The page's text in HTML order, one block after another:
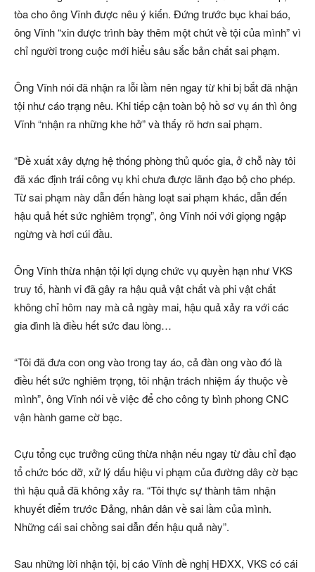
tòa cho ông Vĩnh được nêu ý kiến. Đứng trước bục khai báo,
ông Vĩnh “xin được trình bày thêm một chút về tội của mình” vì
chỉ người trong cuộc mới hiểu sâu sắc bản chất sai phạm.
Ông Vĩnh nói đã nhận ra lỗi lầm nên ngay từ khi bị bắt đã nhận
tội như cáo trạng nêu. Khi tiếp cận toàn bộ hồ sơ vụ án thì ông
Vĩnh “nhận ra những khe hở” và thấy rõ hơn sai phạm.
“Đề xuất xây dựng hệ thống phòng thủ quốc gia, ở chỗ này tôi
đã xác định trái công vụ khi chưa được lãnh đạo bộ cho phép.
Từ sai phạm này dẫn đến hàng loạt sai phạm khác, dẫn đến
hậu quả hết sức nghiêm trọng”, ông Vĩnh nói với giọng ngập
ngừng và hơi cúi đầu.
Ông Vĩnh thừa nhận tội lợi dụng chức vụ quyền hạn như VKS
truy tố, hành vi đã gây ra hậu quả vật chất và phi vật chất
không chỉ hôm nay mà cả ngày mai, hậu quả xảy ra với các
gia đình là điều hết sức đau lòng…
“Tôi đã đưa con ong vào trong tay áo, cả đàn ong vào đó là
điều hết sức nghiêm trọng, tôi nhận trách nhiệm ấy thuộc về
mình”, ông Vĩnh nói về việc để cho công ty bình phong CNC
vận hành game cờ bạc.
Cựu tổng cục trưởng cũng thừa nhận nếu ngay từ đầu chỉ đạo
tổ chức bóc dỡ, xử lý dấu hiệu vi phạm của đường dây cờ bạc
thì hậu quả đã không xảy ra. “Tôi thực sự thành tâm nhận
khuyết điểm trước Đảng, nhân dân về sai lầm của mình.
Những cái sai chồng sai dẫn đến hậu quả này”.
Sau những lời nhận tội, bị cáo Vĩnh đề nghị HĐXX, VKS có cái